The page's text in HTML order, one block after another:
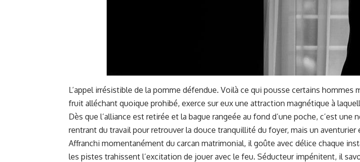
L’appel irrésistible de la pomme défendue. Voilà ce qui pousse certains hommes
fruit alléchant quoique prohibé, exerce sur eux une attraction magnétique à
Dès que l’alliance est retirée et la bague rangeée au fond d’une poche, c’est
rentrant du travail pour retrouver la douce tranquillité du foyer, mais un
Affranchi momentanément du carcan matrimonial, il goûte avec délice chaque
les pistes trahissent l’excitation de jouer avec le feu. Séducteur impénitent, il